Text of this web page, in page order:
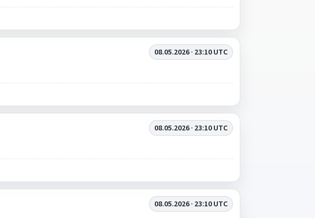
08.05.2026 · 23:10 UTC
08.05.2026 · 23:10 UTC
08.05.2026 · 23:10 UTC